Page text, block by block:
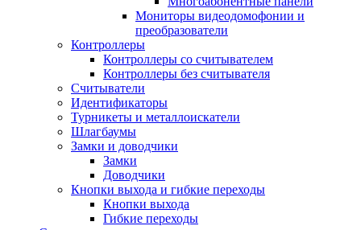
Мониторы видеодомофонии и
преобразователи
Контроллеры
Контроллеры со считывателем
Контроллеры без считывателя
Считыватели
Идентификаторы
Турникеты и металлоискатели
Шлагбаумы
Замки и доводчики
Замки
Доводчики
Кнопки выхода и гибкие переходы
Кнопки выхода
Гибкие переходы